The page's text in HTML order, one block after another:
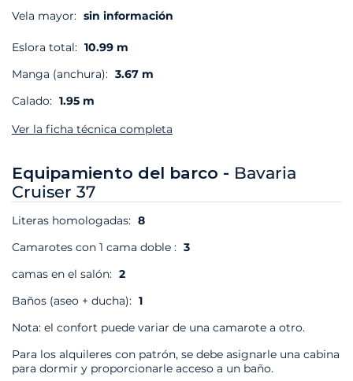
Vela mayor: sin información
Eslora total: 10.99 m
Manga (anchura): 3.67 m
Calado: 1.95 m
Ver la ficha técnica completa
Equipamiento del barco - Bavaria
Cruiser 37
Literas homologadas: 8
Camarotes con 1 cama doble : 3
camas en el salón: 2
Baños (aseo + ducha): 1
Nota: el confort puede variar de una camarote a otro.
Para los alquileres con patrón, se debe asignarle una cabina
para dormir y proporcionarle acceso a un baño.